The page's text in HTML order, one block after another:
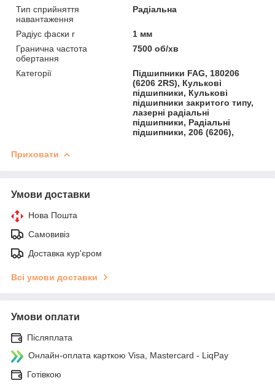
Тип сприйняття
навантаження
Радіальна
Радіус фаски r
1 мм
Гранична частота
обертання
7500 об/хв
Категорії
Підшипники FAG, 180206
(6206 2RS), Кулькові
підшипники, Кулькові
підшипники закритого типу,
лазерні радіальні
підшипники, Радіальні
підшипники, 206 (6206),
Приховати
Умови доставки
Нова Пошта
Самовивіз
Доставка кур'єром
Всі умови доставки
Умови оплати
Післяплата
Онлайн-оплата карткою Visa, Mastercard - LiqPay
Готівкою